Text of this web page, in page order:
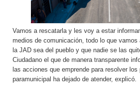
Vamos a rescatarla y les voy a estar
medios de comunicación, todo lo que vamos
la JAD sea del pueblo y que nadie se las
Ciudadano el que de manera transparente
las acciones que emprende para resolver
paramunicipal ha dejado de atender, explicó.